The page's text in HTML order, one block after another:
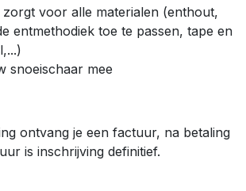
voor alle materialen (enthout,
entmethodiek toe te passen, tape en
snoeischaar mee
ontvang je een factuur, na betaling
is inschrijving definitief.